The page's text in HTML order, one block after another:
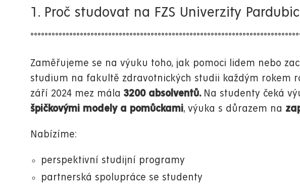
1. Proč studovat na FZS Univerzity
Zaměřujeme se na výuku toho, jak pomoci lidem nebo
studium na fakultě zdravotnických studii každým rokem
září 2024 mez mála 3200 absolventů. Na studenty čeká
špičkovými modely a pomůckami, výuka s důrazem na
Nabízíme:
perspektivní studijní programy
partnerská spolupráce se studenty